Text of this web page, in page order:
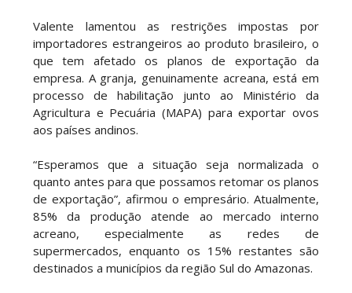
Valente lamentou as restrições impostas por
importadores estrangeiros ao produto brasileiro, o
que tem afetado os planos de exportação da
empresa. A granja, genuinamente acreana, está em
processo de habilitação junto ao Ministério da
Agricultura e Pecuária (MAPA) para exportar ovos
aos países andinos.
“Esperamos que a situação seja normalizada o
quanto antes para que possamos retomar os planos
de exportação”, afirmou o empresário. Atualmente,
85% da produção atende ao mercado interno
acreano, especialmente as redes de
supermercados, enquanto os 15% restantes são
destinados a municípios da região Sul do Amazonas.